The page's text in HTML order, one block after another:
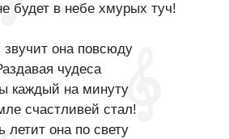
будет в небе хмурых туч!
звучит она повсюду
чудеса
каждый на минуту
счастливей стал!
летит она по свету